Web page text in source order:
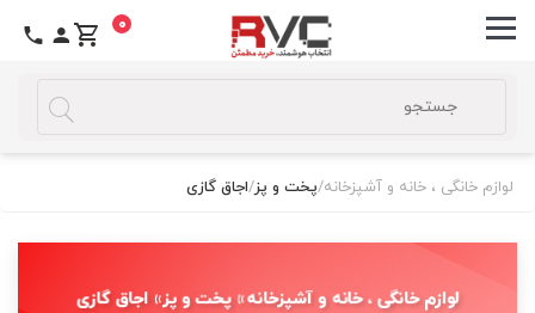
0
لوازم خانگی ، خانه و آشپزخانه/پخت و پز/اجاق گازی
لوازم خانگی ، خانه و آشپزخانه » پخت و پز » اجاق گازی